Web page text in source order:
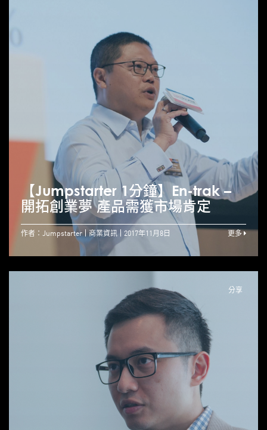
【Jumpstarter 1分鐘】En-trak –
開拓創業夢 產品需獲市場肯定
作者：Jumpstarter 商業資訊 2017年11月8日 更多
分享